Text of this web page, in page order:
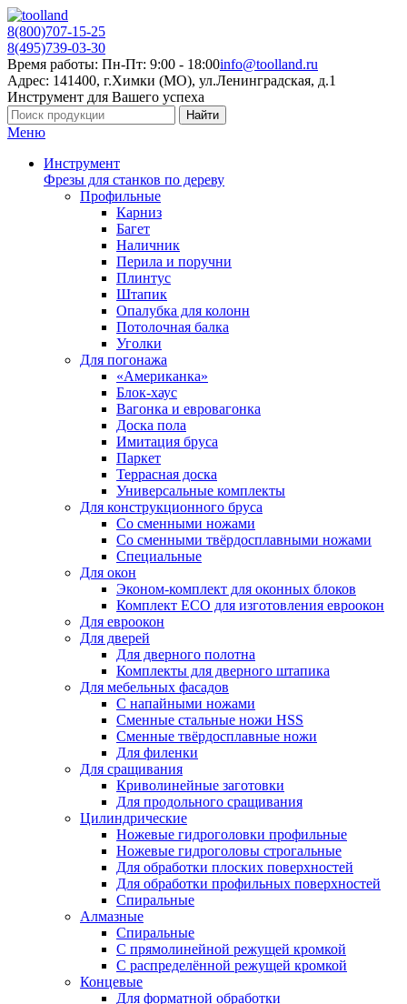
8(800)707-15-25
8(495)739-03-30
Время работы: Пн-Пт: 9:00 - 18:00info@toolland.ru
Адрес: 141400, г.Химки (МО), ул.Ленинградская, д.1
Инструмент для Вашего успеха
Найти
Меню
Инструмент
Фрезы для станков по дереву
Профильные
Карниз
Багет
Наличник
Перила и поручни
Плинтус
Штапик
Опалубка для колонн
Потолочная балка
Уголки
Для погонажа
«Американка»
Блок-хаус
Вагонка и евровагонка
Доска пола
Имитация бруса
Паркет
Террасная доска
Универсальные комплекты
Для конструкционного бруса
Со сменными ножами
Со сменными твёрдосплавными ножами
Специальные
Для окон
Эконом-комплект для оконных блоков
Комплект ECO для изготовления евроокон
Для евроокон
Для дверей
Для дверного полотна
Комплекты для дверного штапика
Для мебельных фасадов
С напайными ножами
Сменные стальные ножи HSS
Сменные твёрдосплавные ножи
Для филенки
Для сращивания
Криволинейные заготовки
Для продольного сращивания
Цилиндрические
Ножевые гидроголовки профильные
Ножевые гидроголовы строгальные
Для обработки плоских поверхностей
Для обработки профильных поверхностей
Спиральные
Алмазные
Спиральные
С прямолинейной режущей кромкой
С распределённой режущей кромкой
Концевые
Для форматной обработки